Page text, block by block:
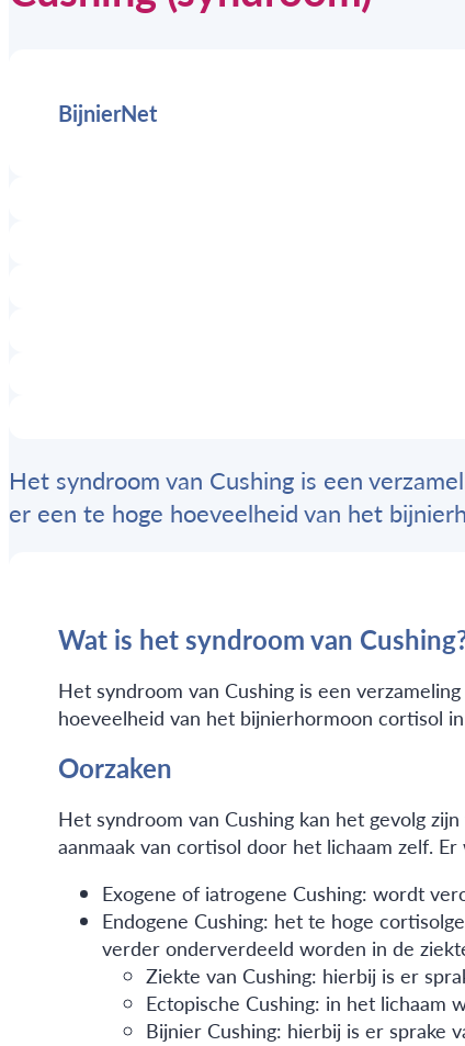
BijnierNet
Het syndroom van Cushing is een
er een te hoge hoeveelheid van het
Wat is het syndroom van
Het syndroom van Cushing is een
hoeveelheid van het bijnierhormoon cortisol
Oorzaken
Het syndroom van Cushing kan het gevolg
aanmaak van cortisol door het lichaam zelf.
Exogene of iatrogene Cushing: wordt
Endogene Cushing: het te hoge
verder onderverdeeld worden in de
Ziekte van Cushing: hierbij is er
Ectopische Cushing: in het lichaam
Bijnier Cushing: hierbij is er sprake